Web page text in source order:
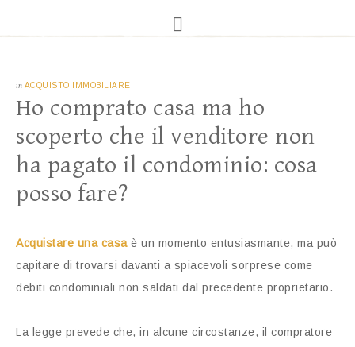
in ACQUISTO IMMOBILIARE
Ho comprato casa ma ho
scoperto che il venditore non
ha pagato il condominio: cosa
posso fare?
Acquistare una casaè un momento entusiasmante, ma può
capitare di trovarsi davanti a spiacevoli sorprese come
debiti condominiali non saldati dal precedente proprietario.
La legge prevede che, in alcune circostanze, il compratore